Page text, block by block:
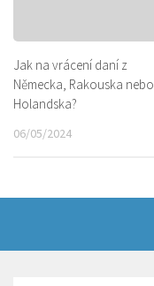
Jak na vrácení daní z
Německa, Rakouska nebo
Holandska?
06/05/2024